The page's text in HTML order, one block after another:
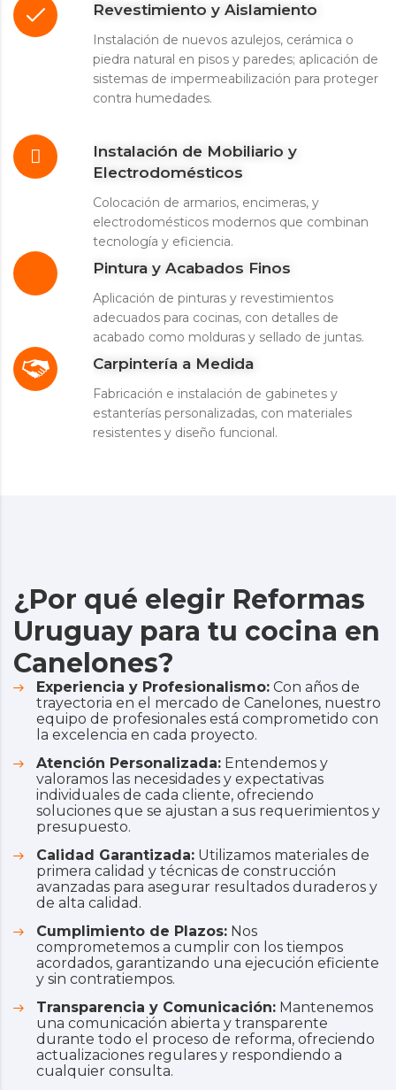
Revestimiento y Aislamiento
Instalación de nuevos azulejos, cerámica o
piedra natural en pisos y paredes; aplicación de
sistemas de impermeabilización para proteger
contra humedades.
Instalación de Mobiliario y
Electrodomésticos
Colocación de armarios, encimeras, y
electrodomésticos modernos que combinan
tecnología y eficiencia.
Pintura y Acabados Finos
Aplicación de pinturas y revestimientos
adecuados para cocinas, con detalles de
acabado como molduras y sellado de juntas.
Carpintería a Medida
Fabricación e instalación de gabinetes y
estanterías personalizadas, con materiales
resistentes y diseño funcional.
¿Por qué elegir Reformas
Uruguay para tu cocina en
Canelones?
Experiencia y Profesionalismo: Con años de
trayectoria en el mercado de Canelones, nuestro
equipo de profesionales está comprometido con
la excelencia en cada proyecto.
Atención Personalizada: Entendemos y
valoramos las necesidades y expectativas
individuales de cada cliente, ofreciendo
soluciones que se ajustan a sus requerimientos y
presupuesto.
Calidad Garantizada: Utilizamos materiales de
primera calidad y técnicas de construcción
avanzadas para asegurar resultados duraderos y
de alta calidad.
Cumplimiento de Plazos: Nos
comprometemos a cumplir con los tiempos
acordados, garantizando una ejecución eficiente
y sin contratiempos.
Transparencia y Comunicación: Mantenemos
una comunicación abierta y transparente
durante todo el proceso de reforma, ofreciendo
actualizaciones regulares y respondiendo a
cualquier consulta.